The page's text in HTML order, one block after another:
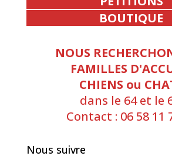
BOUTIQUE
NOUS
FAMILLES
CHIENS ou
dans le 64 et le
Contact : 06 58 11
Nous suivre